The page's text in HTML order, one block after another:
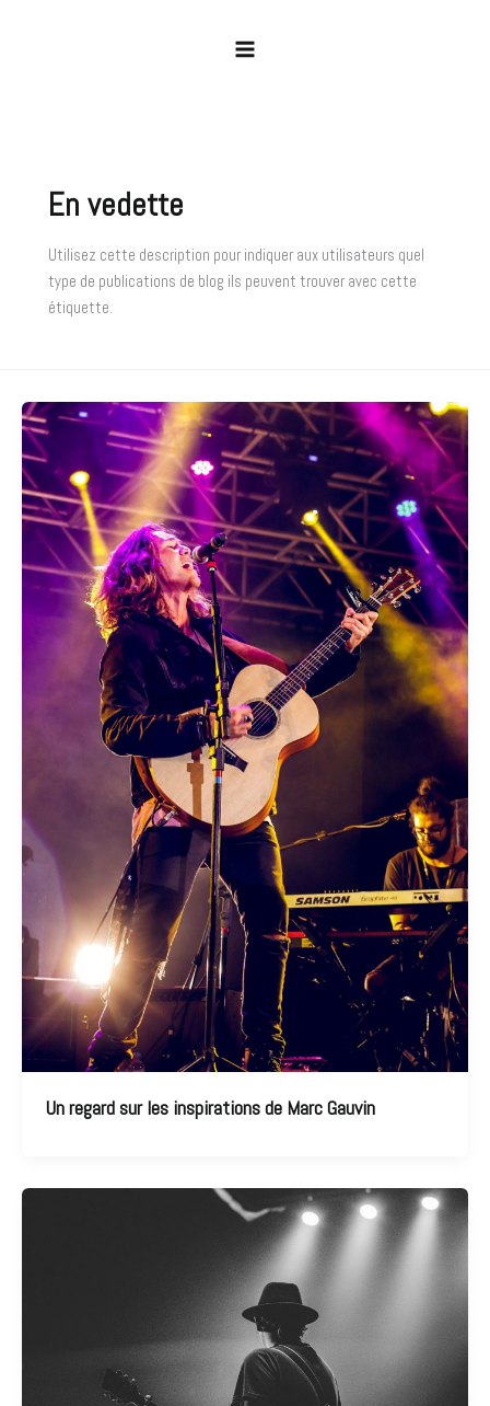
En vedette
Utilisez cette description pour indiquer aux utilisateurs quel
type de publications de blog ils peuvent trouver avec cette
étiquette.
Un regard sur les inspirations de Marc Gauvin